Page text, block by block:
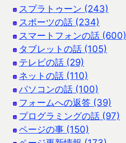
スプラトゥーン (243)
スポーツの話 (234)
スマートフォンの話 (600)
タブレットの話 (105)
テレビの話 (29)
ネットの話 (110)
パソコンの話 (100)
フォームへの返答 (39)
プログラミングの話 (97)
ページの事 (150)